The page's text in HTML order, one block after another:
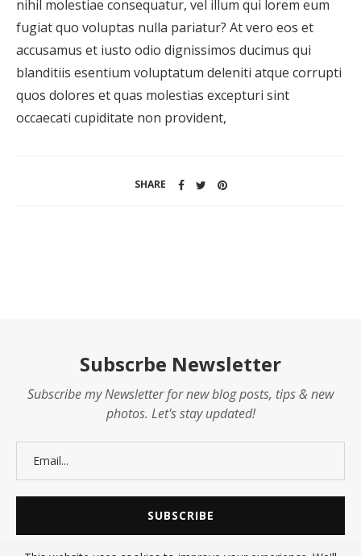
nihil molestiae consequatur, vel illum qui lorem eum
fugiat quo voluptas nulla pariatur? At vero eos et
accusamus et iusto odio dignissimos ducimus qui
blanditiis esentium voluptatum deleniti atque corrupti
quos dolores et quas molestias excepturi sint
occaecati cupiditate non provident,
SHARE
Subscrbe Newsletter
Subscribe my Newsletter for new blog posts, tips & new
photos. Let's stay updated!